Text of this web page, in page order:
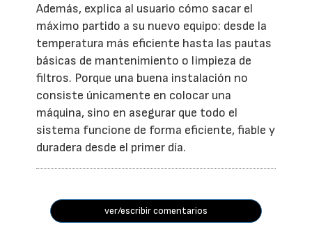
Además, explica al usuario cómo sacar el
máximo partido a su nuevo equipo: desde la
temperatura más eficiente hasta las pautas
básicas de mantenimiento o limpieza de
filtros. Porque una buena instalación no
consiste únicamente en colocar una
máquina, sino en asegurar que todo el
sistema funcione de forma eficiente, fiable y
duradera desde el primer día.
ver/escribir comentarios